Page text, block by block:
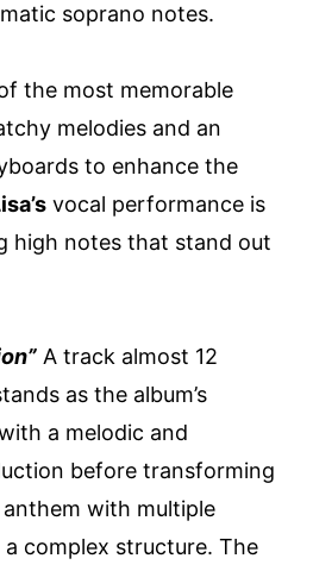
soprano notes.
the most memorable
melodies and an
to enhance the
vocal performance is
high notes that stand out
A track almost 12
as the album’s
a melodic and
before transforming
with multiple
complex structure. The